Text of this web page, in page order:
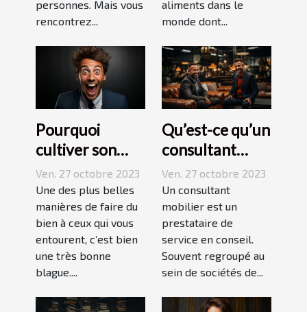
personnes. Mais vous
rencontrez...
aliments dans le
monde dont...
Pourquoi
cultiver son
esprit
humoristique ?
Ven. 27 octobre 2023
Une des plus belles
manières de faire du
bien à ceux qui vous
entourent, c’est bien
une très bonne
blague....
Qu’est-ce qu’un
consultant
mobilier ?
Ven. 27 octobre 2023
Un consultant
mobilier est un
prestataire de
service en conseil.
Souvent regroupé au
sein de sociétés de...